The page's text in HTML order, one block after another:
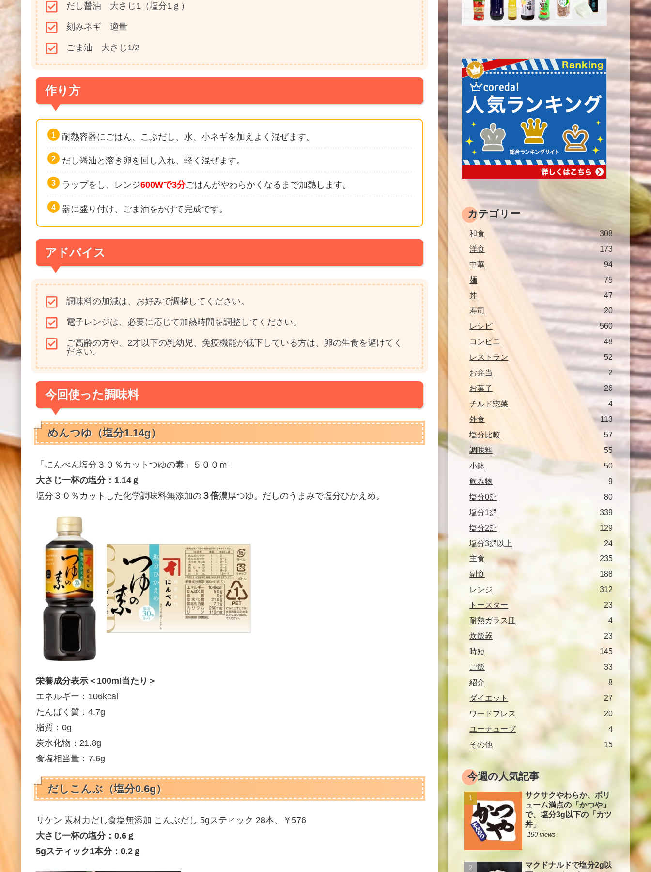
だし醤油 大さじ1（塩分1ｇ）
刻みネギ 適量
ごま油 大さじ1/2
作り方
耐熱容器にごはん、こぶだし、水、小ネギを加えよく混ぜます。
だし醤油と溶き卵を回し入れ、軽く混ぜます。
ラップをし、レンジ600Wで3分ごはんがやわらかくなるまで加熱します。
器に盛り付け、ごま油をかけて完成です。
アドバイス
調味料の加減は、お好みで調整してください。
電子レンジは、必要に応じて加熱時間を調整してください。
ご高齢の方や、2才以下の乳幼児、免疫機能が低下している方は、卵の生食を避けてく
ださい。
今回使った調味料
めんつゆ（塩分1.14g）
「にんべん塩分３０％カットつゆの素」５００ｍｌ
大さじ一杯の塩分：1.14ｇ
塩分３０％カットした化学調味料無添加の ３倍濃厚つゆ。だしのうまみで塩分ひかえめ。
栄養成分表示＜100ml当たり＞
エネルギー：106kcal
たんぱく質：4.7g
脂質：0g
炭水化物：21.8g
食塩相当量：7.6g
だしこんぶ（塩分0.6g）
リケン 素材力だし食塩無添加 こんぶだし 5gスティック 28本、￥576
大さじ一杯の塩分：0.6ｇ
5gスティック1本分：0.2ｇ
カテゴリー
和食
308
洋食
173
中華
94
麺
75
丼
47
寿司
20
レシピ
560
コンビニ
48
レストラン
52
お弁当
2
お菓子
26
チルド惣菜
4
外食
113
塩分比較
57
調味料
55
小鉢
50
飲み物
9
塩分0㌘
80
塩分1㌘
339
塩分2㌘
129
塩分3㌘以上
24
主食
235
副食
188
レンジ
312
トースター
23
耐熱ガラス皿
4
炊飯器
23
時短
145
ご飯
33
紹介
8
ダイエット
27
ワードプレス
20
ユーチューブ
4
その他
15
今週の人気記事
サクサクやわらか、ボリ
ューム満点の「かつや」
で、塩分3g以下の「カツ
丼」
190 views
マクドナルドで塩分2g以